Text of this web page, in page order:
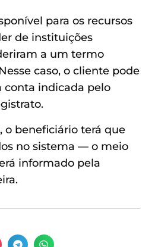
para os recursos
de instituições
a um termo
caso, o cliente pode
conta indicada pelo
o beneficiário terá que
no sistema — o meio
informado pela